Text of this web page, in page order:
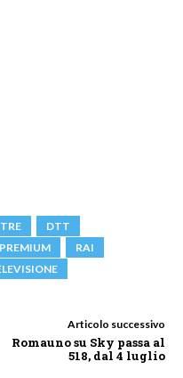
DTT
RAI
Articolo successivo
Romauno su Sky passa al
518, dal 4 luglio